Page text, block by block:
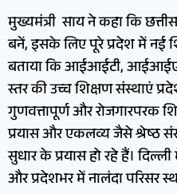
मुख्यमंत्री साय ने कहा कि
बनें, इसके लिए पूरे प्रदेश में नई
बताया कि आईआईटी,
स्तर की उच्च शिक्षण संस्थाएं
गुणवत्तापूर्ण और रोजगारपरक
प्रयास और एकलव्य जैसे श्रेष्ठ
सुधार के प्रयास हो रहे हैं।
और प्रदेशभर में नालंदा परिसर